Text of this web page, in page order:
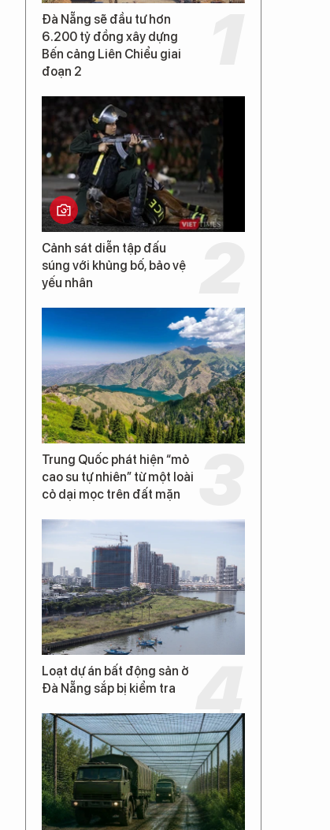
Đà Nẵng sẽ đầu tư hơn
6.200 tỷ đồng xây dựng
Bến cảng Liên Chiểu giai
đoạn 2
Cảnh sát diễn tập đấu
súng với khủng bố, bảo vệ
yếu nhân
Trung Quốc phát hiện “mỏ
cao su tự nhiên” từ một loài
cỏ dại mọc trên đất mặn
Loạt dự án bất động sản ở
Đà Nẵng sắp bị kiểm tra